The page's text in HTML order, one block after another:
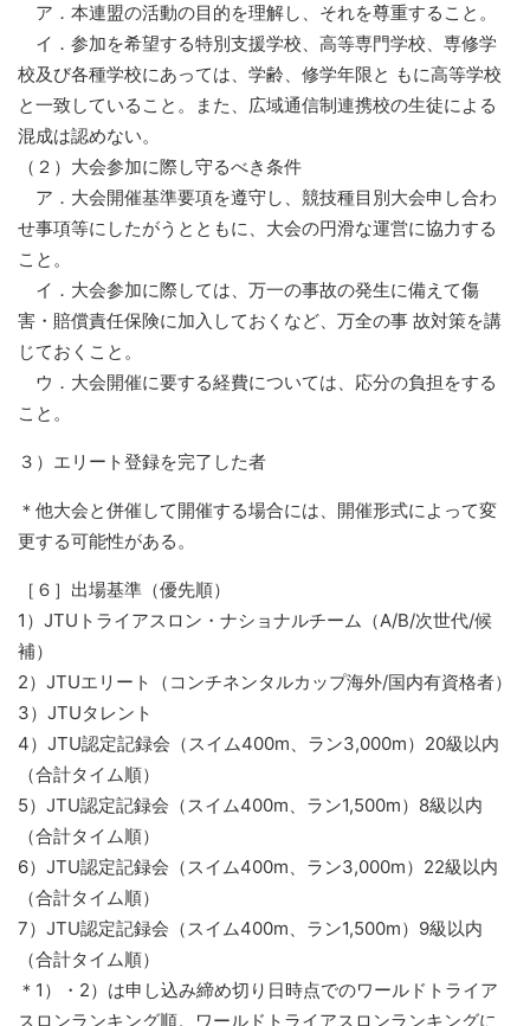
ア．本連盟の活動の目的を理解し、それを尊重すること。
イ．参加を希望する特別支援学校、高等専門学校、専修学
校及び各種学校にあっては、学齢、修学年限と もに高等学校
と一致していること。また、広域通信制連携校の生徒による
混成は認めない。
（２）大会参加に際し守るべき条件
ア．大会開催基準要項を遵守し、競技種目別大会申し合わ
せ事項等にしたがうとともに、大会の円滑な運営に協力する
こと。
イ．大会参加に際しては、万一の事故の発生に備えて傷
害・賠償責任保険に加入しておくなど、万全の事 故対策を講
じておくこと。
ウ．大会開催に要する経費については、応分の負担をする
こと。
３）エリート登録を完了した者
＊他大会と併催して開催する場合には、開催形式によって変
更する可能性がある。
［６］出場基準（優先順）
1）JTUトライアスロン・ナショナルチーム（A/B/次世代/候
補）
2）JTUエリート（コンチネンタルカップ海外/国内有資格者）
3）JTUタレント
4）JTU認定記録会（スイム400m、ラン3,000m）20級以内
（合計タイム順）
5）JTU認定記録会（スイム400m、ラン1,500m）8級以内
（合計タイム順）
6）JTU認定記録会（スイム400m、ラン3,000m）22級以内
（合計タイム順）
7）JTU認定記録会（スイム400m、ラン1,500m）9級以内
（合計タイム順）
＊1）・2）は申し込み締め切り日時点でのワールドトライア
スロンランキング順。ワールドトライアスロンランキングに